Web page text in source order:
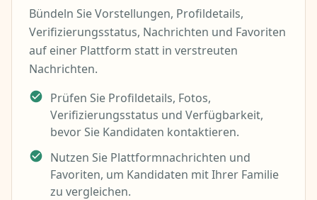
Bündeln Sie Vorstellungen, Profildetails,
Verifizierungsstatus, Nachrichten und Favoriten
auf einer Plattform statt in verstreuten
Nachrichten.
Prüfen Sie Profildetails, Fotos,
Verifizierungsstatus und Verfügbarkeit,
bevor Sie Kandidaten kontaktieren.
Nutzen Sie Plattformnachrichten und
Favoriten, um Kandidaten mit Ihrer Familie
zu vergleichen.